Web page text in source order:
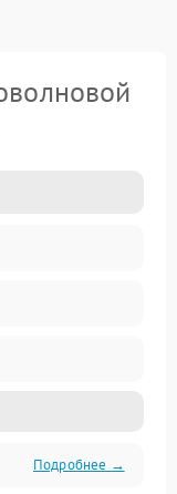
Подробнее →